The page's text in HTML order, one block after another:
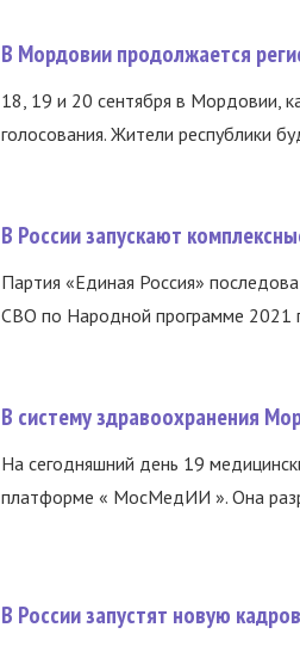
В Мордовии продолжается
18, 19 и 20 сентября в Мордовии,
голосования. Жители республики
В России запускают
Партия «Единая Россия»
СВО по Народной программе 2021
В систему здравоохранения
На сегодняшний день 19
платформе « МосМедИИ ». Она
В России запустят новую